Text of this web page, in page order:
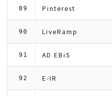
89 Pinterest
90 LiveRamp
91 AD EBiS
92 E-IR